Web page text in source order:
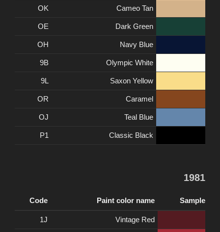
Cameo Tan
OK
Dark Green
OE
Navy Blue
OH
Olympic White
9B
Saxon Yellow
9L
Caramel
OR
Teal Blue
OJ
Classic Black
P1
1981
Sample
Paint color name
Code
Vintage Red
1J